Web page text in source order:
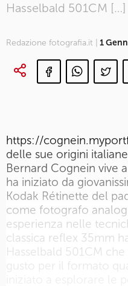
Hasselbald 501CM […]
Redazione fotografia.it | 1
https://
delle sue origini
Bernard Cognein vive
ha iniziato da
Kodak Rétinette del
come fotografo
esperienza nelle
classica reflex 35mm
Hasselbald 501CM
gusto per il formato